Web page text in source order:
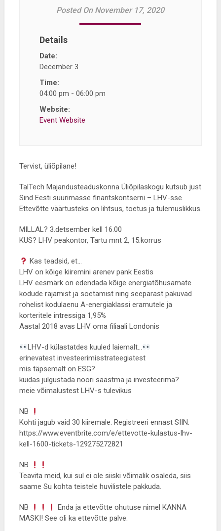
Posted On November 17, 2020
Details
Date:
December 3
Time:
04:00 pm - 06:00 pm
Website:
Event Website
Tervist, üliõpilane!
TalTech Majandusteaduskonna Üliõpilaskogu kutsub just
Sind Eesti suurimasse finantskontserni – LHV-sse.
Ettevõtte väärtusteks on lihtsus, toetus ja tulemuslikkus.
MILLAL? 3.detsember kell 16.00
KUS? LHV peakontor, Tartu mnt 2, 15.korrus
Kas teadsid, et…
LHV on kõige kiiremini arenev pank Eestis
LHV eesmärk on edendada kõige energiatõhusamate
kodude rajamist ja soetamist ning seepärast pakuvad
rohelist kodulaenu A-energiaklassi eramutele ja
korteritele intressiga 1,95%
Aastal 2018 avas LHV oma filiaali Londonis
LHV-d külastatdes kuuled laiemalt…
erinevatest investeerimisstrateegiatest
mis täpsemalt on ESG?
kuidas julgustada noori säästma ja investeerima?
meie võimalustest LHV-s tulevikus
NB
Kohti jagub vaid 30 kiiremale. Registreeri ennast SIIN:
https://www.eventbrite.com/e/ettevotte-kulastus-lhv-
kell-1600-tickets-129275272821
NB
Teavita meid, kui sul ei ole siiski võimalik osaleda, siis
saame Su kohta teistele huvilistele pakkuda.
NB
Enda ja ettevõtte ohutuse nimel KANNA
MASKI! See oli ka ettevõtte palve.